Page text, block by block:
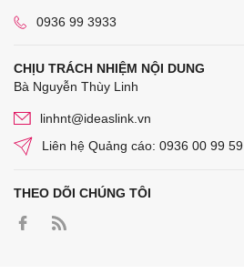
0936 99 3933
CHỊU TRÁCH NHIỆM NỘI DUNG
Bà Nguyễn Thùy Linh
linhnt@ideaslink.vn
Liên hệ Quảng cáo: 0936 00 99 59
THEO DÕI CHÚNG TÔI